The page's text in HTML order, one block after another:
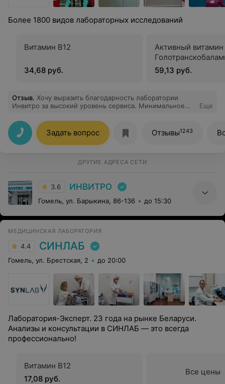
Более 1800 видов лабораторных исследований
Витамин В12
34,68 руб.
Активный витамин
59,13 руб.
Отзыв. Хочу выразить благодарность лаборатории
Инвитро за высокий уровень сервиса. Минимальное
Еще
Задать вопрос Отзывы1243
ДРУГИЕ АДРЕСА СЕТИ
3.6 ИНВИТРО
Гомель, ул. Барыкина, 86-136 до 15:30
МЕДИЦИНСКАЯ ЛАБОРАТОРИЯ
4.4 СИНЛАБ
Гомель, ул. Брестская, 2 до 20:00
Лаборатория-Эксперт. 23 года на рынке Беларуси.
Анализы и консультации в СИНЛАБ — это всегда
профессионально!
Витамин В12
17,08 руб.
Все цены